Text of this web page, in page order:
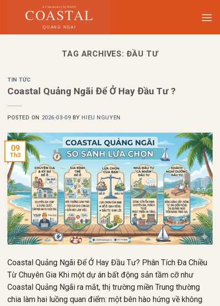
TAG ARCHIVES: ĐẦU TƯ
TIN TỨC
Coastal Quảng Ngãi Để Ở Hay Đầu Tư ?
POSTED ON 2026-03-09 BY HIEU NGUYEN
09
Th3
Coastal Quảng Ngãi Để Ở Hay Đầu Tư? Phân Tích Đa Chiều
Từ Chuyên Gia Khi một dự án bất động sản tầm cỡ như
Coastal Quảng Ngãi ra mắt, thị trường miền Trung thường
chia làm hai luồng quan điểm: một bên hào hứng về không